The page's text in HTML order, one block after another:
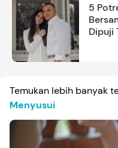
5
Dipuji
Temukan lebih banyak
Menyusui